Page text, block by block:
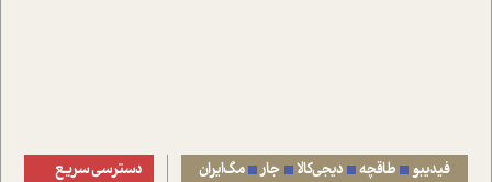
فیدیبو طاقچه دیجی‌کالا جار مگ‌ایران دسترسی سریع